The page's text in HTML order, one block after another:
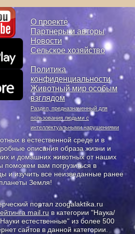
О проекте
Партнеры и авторы
Новости
Сельское хозяйство
Политика
конфиденциальности
Животный мир особым
взглядом
Раздел, предназначенный для
пользования людьми с
интеллектуальными нарушениями
в естественной среде и в
описания образа жизни и
и домашних животных от наших
поможем вам погрузиться в
и изучить все неизведанные ранее
Земля!
портал zoogalaktika.ru
mail.ru в категории "Наука/
естественные" из более 500
сайтов в данной категории.